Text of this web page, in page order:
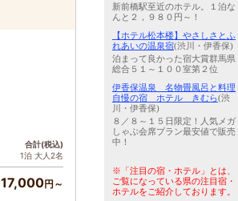
合計(税込)
1泊 大人2名
17,000円～
新前橋駅至近のホテル。１泊な
んと２，９８０円～！
【ホテル松本楼】やさしさとふ
れあいの温泉宿(渋川・伊香保)
泊まって良かった宿大賞群馬県
総合５１～１００室第２位
伊香保温泉 名物畳風呂と料理
自慢の宿 ホテル きむら(渋
川・伊香保)
８／８～１５日限定！人気メガ
しゃぶ会席プラン最安値で販売
中！
※「注目の宿・ホテル」とは、
ご覧になっている県の注目宿・
ホテルをご紹介しております。